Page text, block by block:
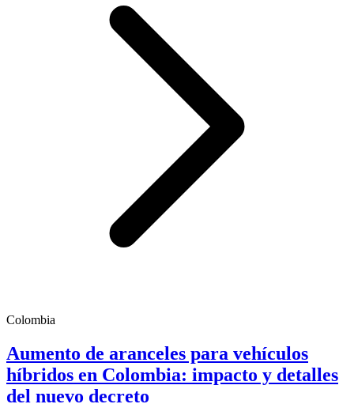
Colombia
Aumento de aranceles para vehículos
híbridos en Colombia: impacto y detalles
del nuevo decreto